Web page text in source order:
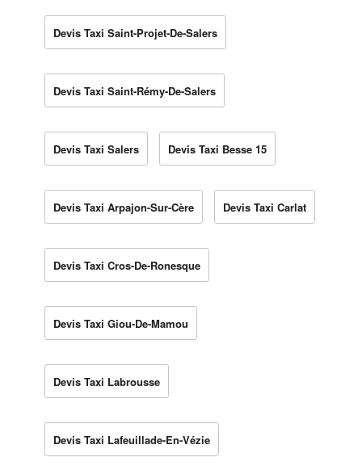
Devis Taxi Saint-Projet-De-Salers
Devis Taxi Saint-Rémy-De-Salers
Devis Taxi Salers Devis Taxi Besse 15
Devis Taxi Arpajon-Sur-Cère Devis Taxi Carlat
Devis Taxi Cros-De-Ronesque
Devis Taxi Giou-De-Mamou
Devis Taxi Labrousse
Devis Taxi Lafeuillade-En-Vézie